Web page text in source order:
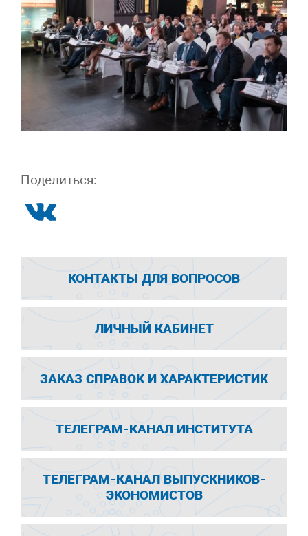
Поделиться:
КОНТАКТЫ ДЛЯ ВОПРОСОВ
ЛИЧНЫЙ КАБИНЕТ
ЗАКАЗ СПРАВОК И ХАРАКТЕРИСТИК
ТЕЛЕГРАМ-КАНАЛ ИНСТИТУТА
ТЕЛЕГРАМ-КАНАЛ ВЫПУСКНИКОВ-
ЭКОНОМИСТОВ